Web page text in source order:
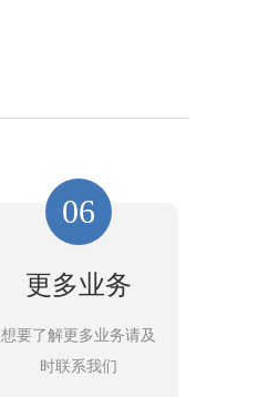
06
更多业务
想要了解更多业务请及
时联系我们